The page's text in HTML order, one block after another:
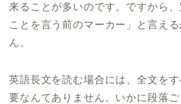
来ることが多いのです。ですから
ことを言う前のマーカー」と言え
ん。
英語長文を読む場合には、全文を
要なんてありません。いかに段落